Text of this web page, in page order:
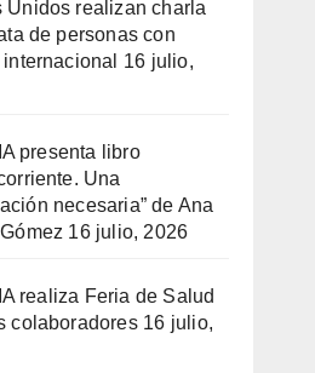
Unidos realizan charla
de personas con
16 julio,
presenta libro
Una
necesaria” de Ana
16 julio, 2026
realiza Feria de Salud
colaboradores 16 julio,